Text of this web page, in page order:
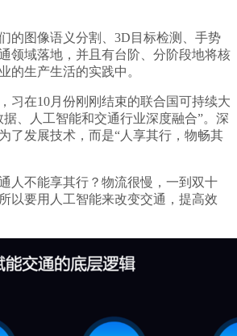
图像语义分割、3D目标检测、手势
领域落地，并且有台阶、分阶段地将核
的生产生活的实践中。
在10月份刚刚结束的联合国可持续大
、人工智能和交通行业深度融合”。深
了发展技术，而是“人享其行，物畅其
不能享其行？物流很慢，一到双十
以要用人工智能来改变交通，提高效